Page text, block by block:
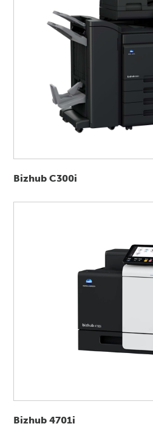
Bizhub C300i
Bizhub 4701i